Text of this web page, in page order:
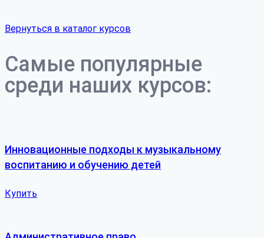
Вернуться в каталог курсов
Самые популярные
среди наших курсов:
Инновационные подходы к музыкальному
воспитанию и обучению детей
Купить